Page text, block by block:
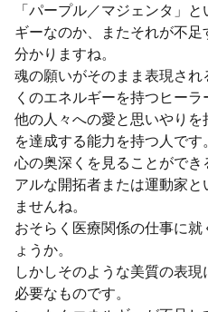
「パープル／マジェンタ」
ギーなのか、またそれが不足
分かりますね。
魂の願いがそのまま表現さ
くのエネルギーを持つヒーラ
他の人々への愛と思いやり
を達成する能力を持つ人です
心の奥深くを見ることができ
アルな開拓者または運動家
ませんね。
おそらく医療関係の仕事に
ょうか。
しかしそのような美質の表
必要なものです。